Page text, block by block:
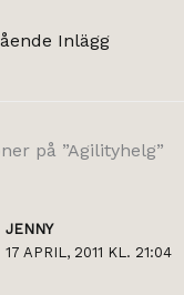
Inlägg
på ”Agilityhelg”
JENNY
17 APRIL, 2011 KL. 21:04